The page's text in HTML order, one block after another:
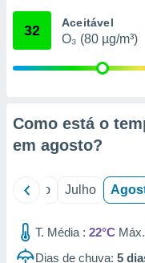
através
1199
32 Aceitável
O₃ (80 µg/m³)
Como está o
em agosto?
Junho Julho
T. Média : 22°C
Dias de chuva: 5